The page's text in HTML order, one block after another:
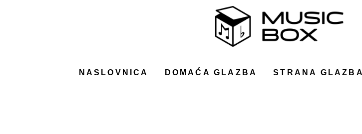
NASLOVNICA DOMAĆA GLAZBA STRANA GLAZBA